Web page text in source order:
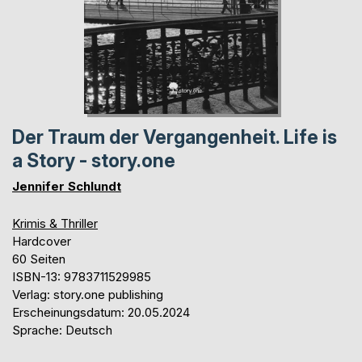
Der Traum der Vergangenheit. Life is
a Story - story.one
Jennifer Schlundt
Krimis & Thriller
Hardcover
60 Seiten
ISBN-13: 9783711529985
Verlag: story.one publishing
Erscheinungsdatum: 20.05.2024
Sprache: Deutsch